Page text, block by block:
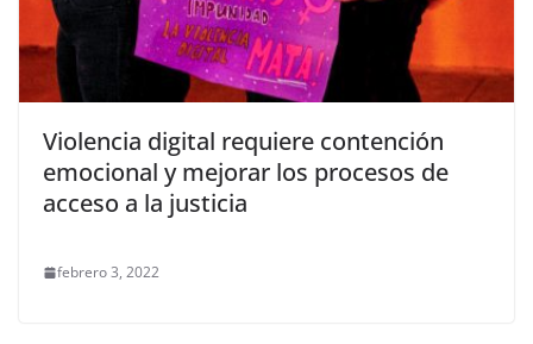
Violencia digital requiere contención
emocional y mejorar los procesos de
acceso a la justicia
febrero 3, 2022